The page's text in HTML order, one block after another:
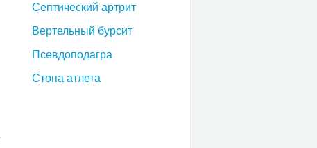
Септический артрит
Вертельный бурсит
Псевдоподагра
Стопа атлета